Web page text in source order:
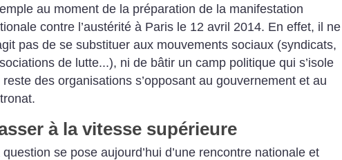
au moment de la préparation de la manifestation
contre l’austérité à Paris le 12 avril 2014. En effet, il ne
pas de se substituer aux mouvements sociaux (syndicats,
de lutte...), ni de bâtir un camp politique qui s’isole
reste des organisations s’opposant au gouvernement et au
à la vitesse supérieure
question se pose aujourd’hui d’une rencontre nationale et